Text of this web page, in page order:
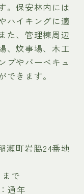
。保安林内には
ハイキングに適
た、管理棟周辺
、炊事場、木工
プやバーベキュ
きます。
町岩脇24番地
で
通年